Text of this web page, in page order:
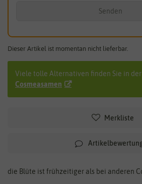
Senden
Dieser Artikel ist momentan nicht lieferbar.
Viele tolle Alternativen finden Sie in
Cosmeasamen
Merkliste
die Blüte ist frühzeitiger als bei anderen